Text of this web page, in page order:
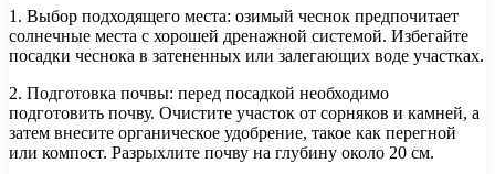
1. Выбор подходящего места: озимый чеснок предпочитает
солнечные места с хорошей дренажной системой. Избегайте
посадки чеснока в затененных или залегающих воде участках.
2. Подготовка почвы: перед посадкой необходимо
подготовить почву. Очистите участок от сорняков и камней, а
затем внесите органическое удобрение, такое как перегной
или компост. Разрыхлите почву на глубину около 20 см.